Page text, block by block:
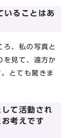
いることはあ
、私の写真と
を見て、遠方か
とても驚きま
て活動され
考えです